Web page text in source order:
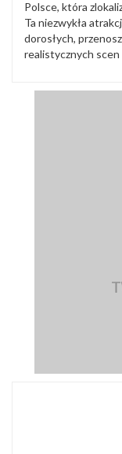
Polsce, która
Ta niezwykła
dorosłych,
realistycznych